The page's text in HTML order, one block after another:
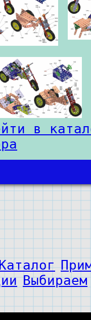
в
Выбираем